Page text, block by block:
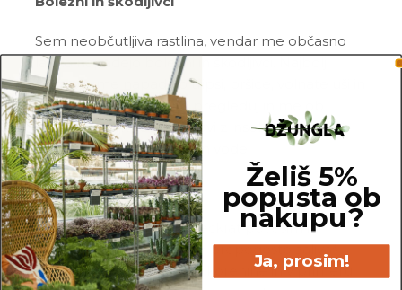
Sem neobčutljiva rastlina, vendar me občasno
lahko napadejo bolezni in škodljivci. Najbolj
pogosto me napadejo tripsi, pršice, volnate uši in
kaparji. Zato me redno pregleduj in me ob
znakih škodljivcev pozdravi z insekticidom ali
mešanicoNeem tonikain vode.
Pogoste težave
Rumeni listi:liste največkrat povesim in
obarvam rumeno, ko me prepogosto zalivaš.
Prosim, da preveriš moje korenine in v primeru
Želiš 5%
popusta ob
nakupu?
Ja, prosim!